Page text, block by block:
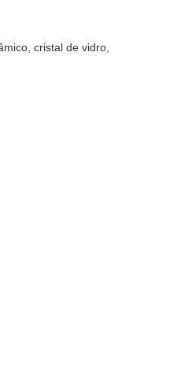
cristal de vidro,